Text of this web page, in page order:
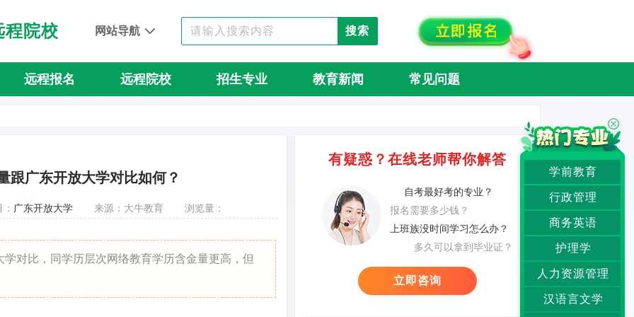
程院校 网站导航 搜索
远程报名 远程院校 招生专业 教育新闻 常见问题
跟广东开放大学对比如何？
广东开放大学 来源：大牛教育 浏览量：
对比，同学历层次网络教育学历含金量更高，但
有疑惑？在线老师帮你解答
自考最好考的专业？
报名需要多少钱？
上班族没时间学习怎么办？
多久可以拿到毕业证？
立即咨询
学前教育
行政管理
商务英语
护理学
人力资源管理
汉语言文学